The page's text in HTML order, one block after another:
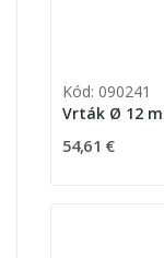
Kód: 090241
Vrták Ø 12
54,61 €